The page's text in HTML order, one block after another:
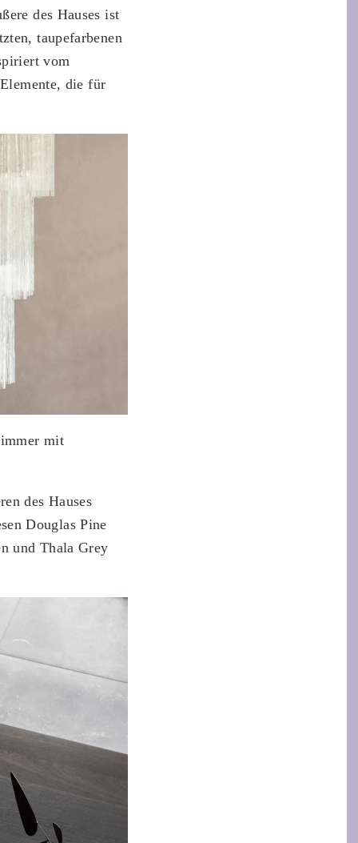
des Hauses ist
taupefarbenen
vom
die für
mit
des Hauses
Douglas Pine
und Thala Grey